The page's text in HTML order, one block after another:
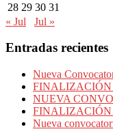
28 29 30 31
« Jul
Jul »
Entradas recientes
Nueva
FINALIZACIÓN
NUEVA
FINALIZACIÓN
Nueva